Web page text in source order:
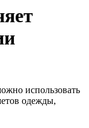
использовать
одежды,